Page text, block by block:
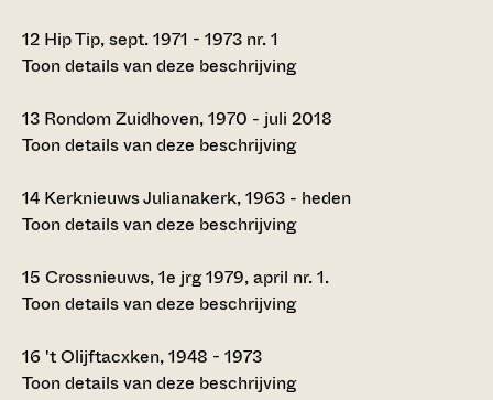
12 Hip Tip, sept. 1971 - 1973 nr. 1
Toon details van deze beschrijving
13 Rondom Zuidhoven, 1970 - juli 2018
Toon details van deze beschrijving
14 Kerknieuws Julianakerk, 1963 - heden
Toon details van deze beschrijving
15 Crossnieuws, 1e jrg 1979, april nr. 1.
Toon details van deze beschrijving
16 't Olijftacxken, 1948 - 1973
Toon details van deze beschrijving